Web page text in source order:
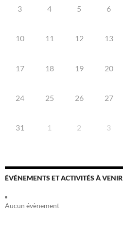
3 4 5 6
10 11 12 13
17 18 19 20
24 25 26 27
31 1 2 3
ÉVÉNEMENTS ET ACTIVITÉS À VENIR
Aucun évènement